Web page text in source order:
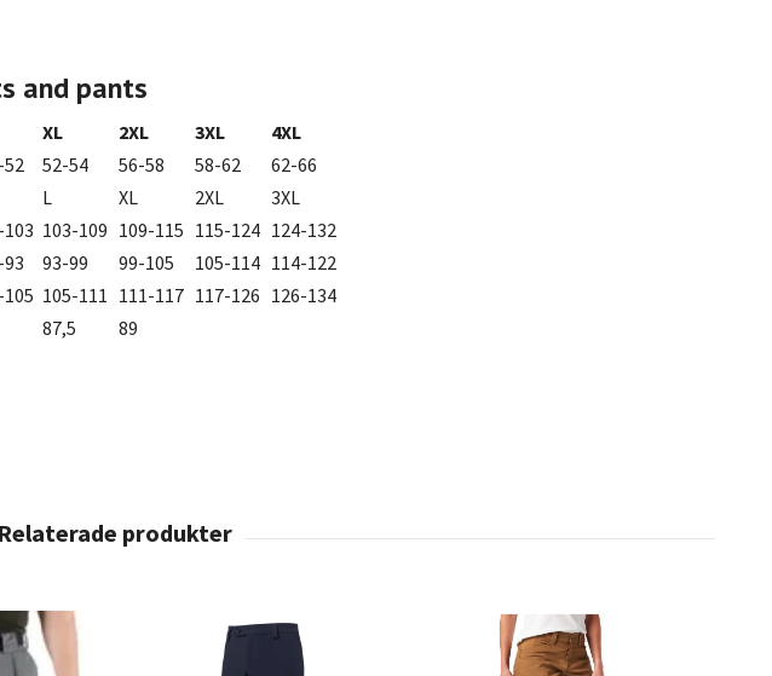
and pants
XL 2XL 3XL
4XL
52 52-54 56-58 58-62
62-66
L XL 2XL
3XL
103-109 109-115 115-124 124-132
93-99 99-105 105-114 114-122
105-111 111-117 117-126 126-134
87,5 89